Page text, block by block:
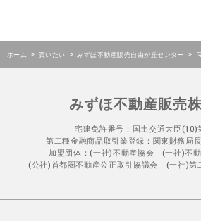
ホーム > 買いたい > みずほ不動産販売自由が丘センター >
みずほ不動産販売
宅建免許番号：国土交通大臣
第二種金融商品取引業登録：関東財務局
加盟団体：(一社)不動産協会 (一社)不
(公社)首都圏不動産公正取引協議会 (一社)第